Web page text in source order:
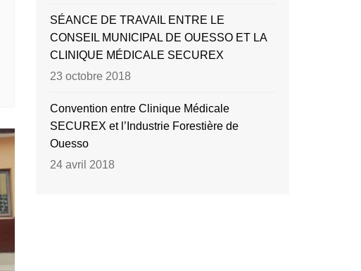
SÉANCE DE TRAVAIL ENTRE LE
CONSEIL MUNICIPAL DE OUESSO ET LA
CLINIQUE MÉDICALE SECUREX
23 octobre 2018
Convention entre Clinique Médicale
SECUREX et l’Industrie Forestière de
Ouesso
24 avril 2018